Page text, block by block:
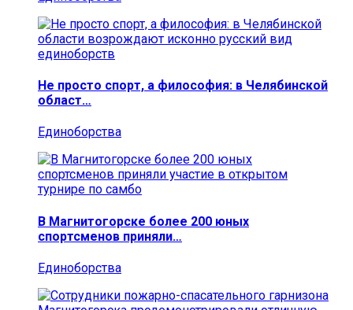
Не просто спорт, а философия: в Челябинской
област…
Единоборства
В Магнитогорске более 200 юных
спортсменов приняли…
Единоборства